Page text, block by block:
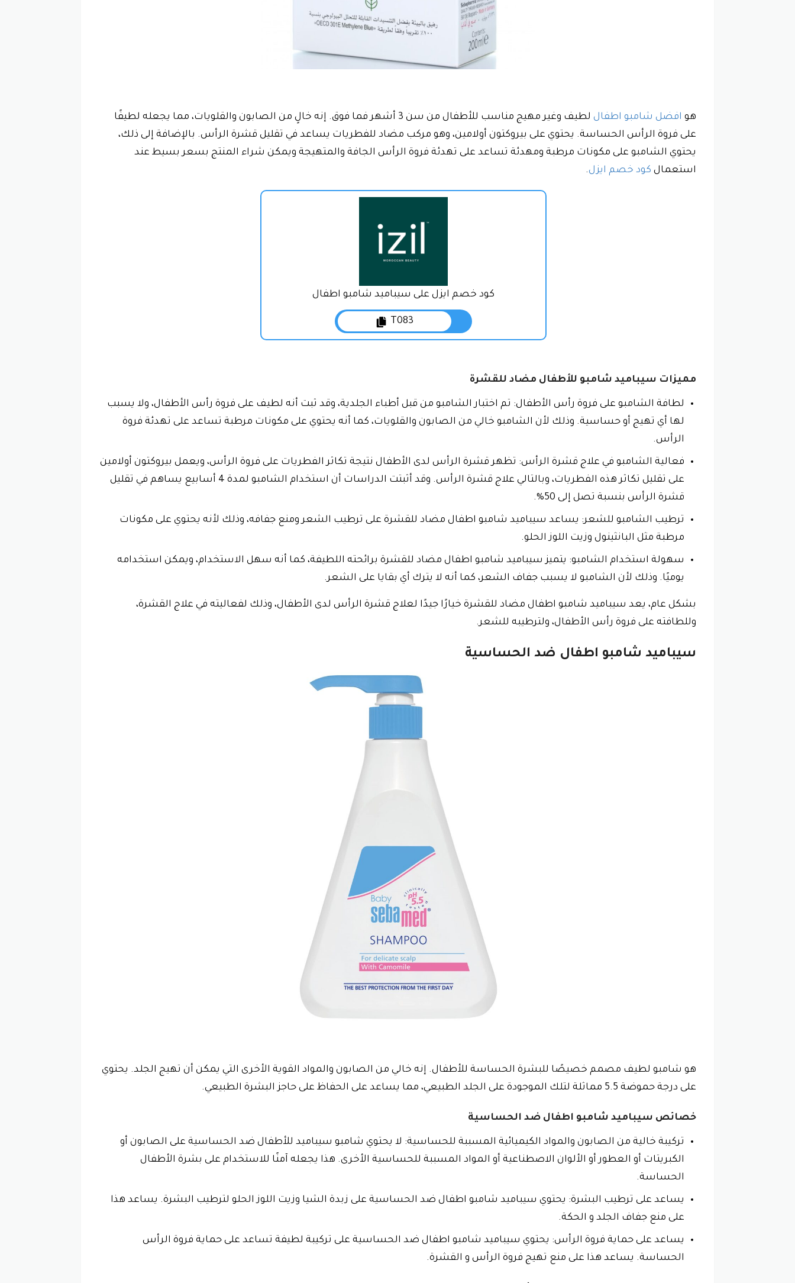
هو افضل شامبو اطفال
لطيف وغير مهيج مناسب للأطفال من سن 3 أشهر فما فوق. إنه خالٍ من الصابون والقلويات، مما يجعله لطيفًا
على فروة الرأس الحساسة. يحتوي على بيروكتون أولامين، وهو مركب مضاد للفطريات يساعد في تقليل قشرة الرأس. بالإضافة إلى ذلك،
يحتوي الشامبو على مكونات مرطبة ومهدئة تساعد على تهدئة فروة الرأس الجافة والمتهيجة ويمكن شراء المنتج بسعر بسيط عند
استعمال كود خصم ايزل.
كود خصم ايزل على سيباميد شامبو اطفال
T083
مميزات سيباميد شامبو للأطفال مضاد للقشرة
لطافة الشامبو على فروة رأس الأطفال: تم اختبار الشامبو من قبل أطباء الجلدية، وقد ثبت أنه لطيف على فروة رأس الأطفال، ولا يسبب
لها أي تهيج أو حساسية. وذلك لأن الشامبو خالي من الصابون والقلويات، كما أنه يحتوي على مكونات مرطبة تساعد على تهدئة فروة
الرأس.
فعالية الشامبو في علاج قشرة الرأس: تظهر قشرة الرأس لدى الأطفال نتيجة تكاثر الفطريات على فروة الرأس، ويعمل بيروكتون أولامين
على تقليل تكاثر هذه الفطريات، وبالتالي علاج قشرة الرأس. وقد أثبتت الدراسات أن استخدام الشامبو لمدة 4 أسابيع يساهم في تقليل
قشرة الرأس بنسبة تصل إلى 50%.
ترطيب الشامبو للشعر: يساعد سيباميد شامبو اطفال مضاد للقشرة على ترطيب الشعر ومنع جفافه، وذلك لأنه يحتوي على مكونات
مرطبة مثل البانثينول وزيت اللوز الحلو.
سهولة استخدام الشامبو: يتميز سيباميد شامبو اطفال مضاد للقشرة برائحته اللطيفة، كما أنه سهل الاستخدام، ويمكن استخدامه
يوميًا. وذلك لأن الشامبو لا يسبب جفاف الشعر، كما أنه لا يترك أي بقايا على الشعر.
بشكل عام، يعد سيباميد شامبو اطفال مضاد للقشرة خيارًا جيدًا لعلاج قشرة الرأس لدى الأطفال، وذلك لفعاليته في علاج القشرة،
وللطافته على فروة رأس الأطفال، ولترطيبه للشعر.
سيباميد شامبو اطفال ضد الحساسية
هو شامبو لطيف مصمم خصيصًا للبشرة الحساسة للأطفال. إنه خالي من الصابون والمواد القوية الأخرى التي يمكن أن تهيج الجلد. يحتوي
على درجة حموضة 5.5 مماثلة لتلك الموجودة على الجلد الطبيعي، مما يساعد على الحفاظ على حاجز البشرة الطبيعي.
خصائص سيباميد شامبو اطفال ضد الحساسية
تركيبة خالية من الصابون والمواد الكيميائية المسببة للحساسية: لا يحتوي شامبو سيباميد للأطفال ضد الحساسية على الصابون أو
الكبريتات أو العطور أو الألوان الاصطناعية أو المواد المسببة للحساسية الأخرى. هذا يجعله آمنًا للاستخدام على بشرة الأطفال
الحساسة.
يساعد على ترطيب البشرة: يحتوي سيباميد شامبو اطفال ضد الحساسية على زبدة الشيا وزيت اللوز الحلو لترطيب البشرة. يساعد هذا
على منع جفاف الجلد و الحكة.
يساعد على حماية فروة الرأس: يحتوي سيباميد شامبو اطفال ضد الحساسية على تركيبة لطيفة تساعد على حماية فروة الرأس
الحساسة. يساعد هذا على منع تهيج فروة الرأس و القشرة.